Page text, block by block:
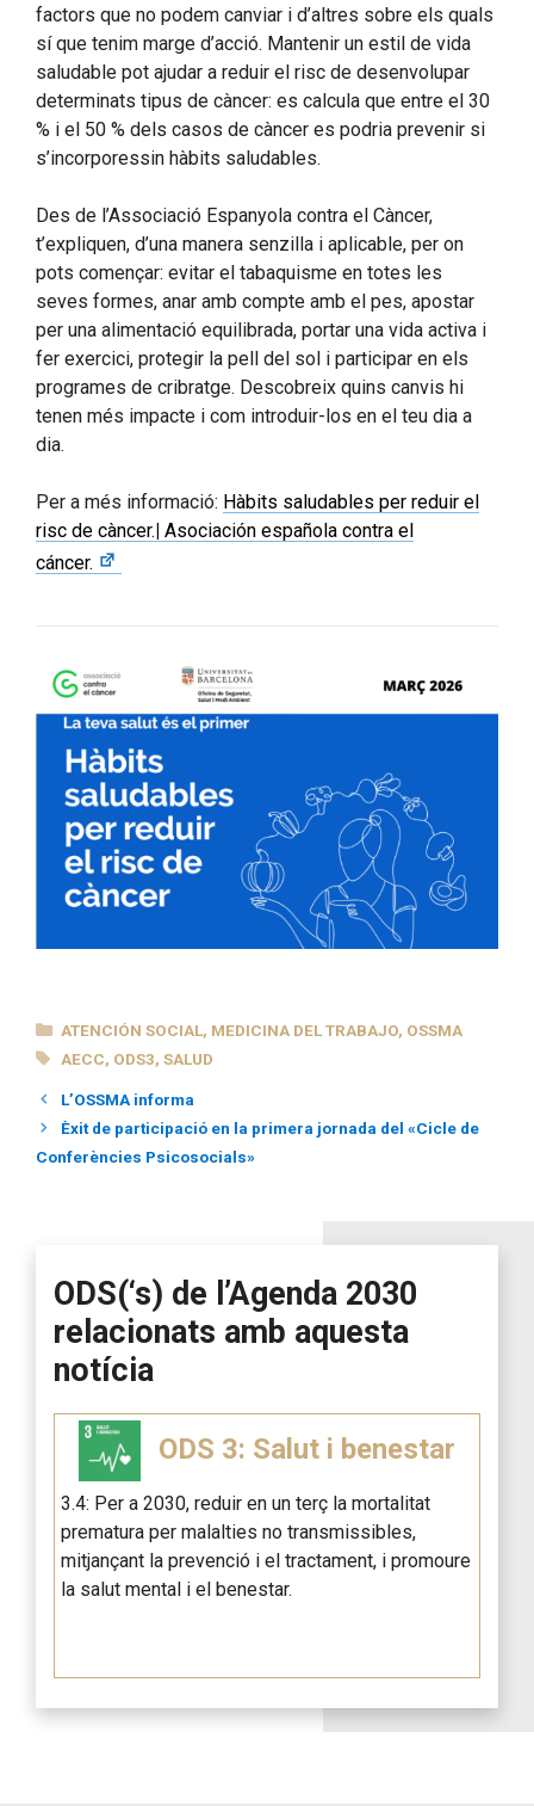
factors que no podem canviar i d’altres sobre els quals
sí que tenim marge d’acció. Mantenir un estil de vida
saludable pot ajudar a reduir el risc de desenvolupar
determinats tipus de càncer: es calcula que entre el 30
% i el 50 % dels casos de càncer es podria prevenir si
s’incorporessin hàbits saludables.
Des de l’Associació Espanyola contra el Càncer,
t’expliquen, d’una manera senzilla i aplicable, per on
pots començar: evitar el tabaquisme en totes les
seves formes, anar amb compte amb el pes, apostar
per una alimentació equilibrada, portar una vida activa i
fer exercici, protegir la pell del sol i participar en els
programes de cribratge. Descobreix quins canvis hi
tenen més impacte i com introduir-los en el teu dia a
dia.
Per a més informació: Hàbits saludables per reduir el
risc de càncer.| Asociación española contra el
cáncer.
CATEGORÍAS
ATENCIÓN SOCIAL, MEDICINA DEL TRABAJO, OSSMA
ETIQUETAS
AECC, ODS3,SALUD
L’OSSMA informa
Èxit de participació en la primera jornada del «Cicle de
Conferències Psicosocials»
ODS(‘s) de l’Agenda 2030
relacionats amb aquesta
notícia
ODS 3: Salut i benestar
3.4: Per a 2030, reduir en un terç la mortalitat
prematura per malalties no transmissibles,
mitjançant la prevenció i el tractament, i promoure
la salut mental i el benestar.